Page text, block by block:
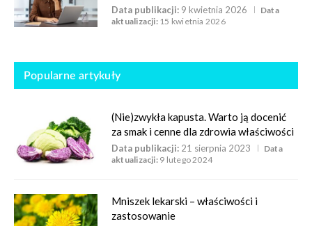
Data publikacji: 9 kwietnia 2026
Data
aktualizacji: 15 kwietnia 2026
Popularne artykuły
(Nie)zwykła kapusta. Warto ją docenić
za smak i cenne dla zdrowia właściwości
Data publikacji: 21 sierpnia 2023
Data
aktualizacji: 9 lutego 2024
Mniszek lekarski – właściwości i
zastosowanie